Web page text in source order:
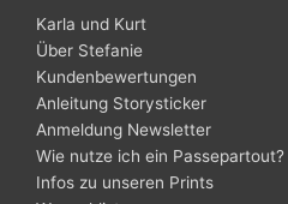
Karla und Kurt
Über Stefanie
Kundenbewertungen
Anleitung Storysticker
Anmeldung Newsletter
Wie nutze ich ein Passepartout?
Infos zu unseren Prints